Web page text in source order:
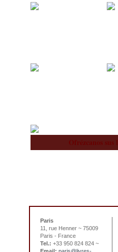
Paris
11, rue Henner ~ 75009
Paris - France
Tel.: +33 950 824 824 ~